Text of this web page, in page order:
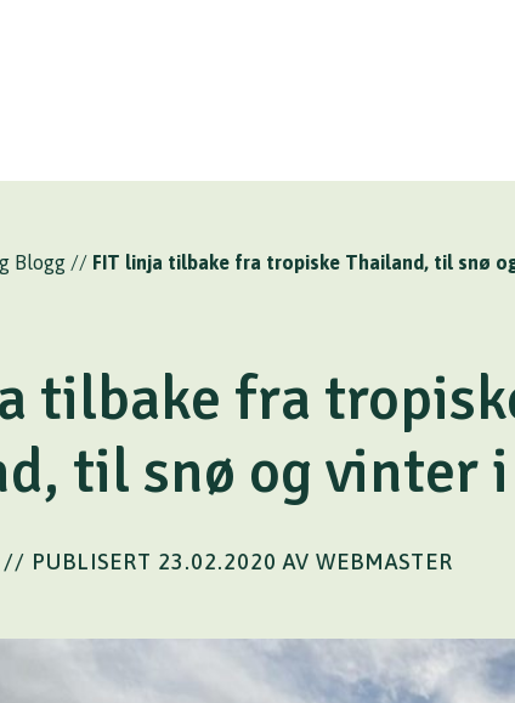
Blogg // FIT linja tilbake fra tropiske Thailand, til snø
tilbake fra
til snø og vinter
// PUBLISERT 23.02.2020 AV WEBMASTER